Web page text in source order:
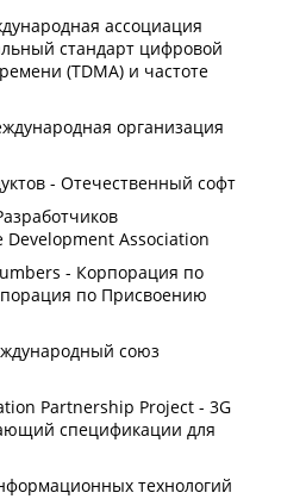
ассоциация
стандарт цифровой
(TDMA) и частоте
организация
- Отечественный софт
Association
- Корпорация по
по Присвоению
союз
Partnership Project - 3G
спецификации для
технологий